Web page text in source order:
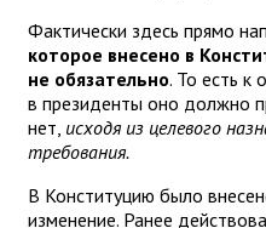
Фактически здесь прямо
которое внесено в
не обязательно. То есть к
в президенты оно должно
нет, исходя из целевого
требования.
В Конституцию было
изменение. Ранее